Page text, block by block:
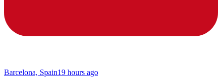
Barcelona, Spain19 hours ago